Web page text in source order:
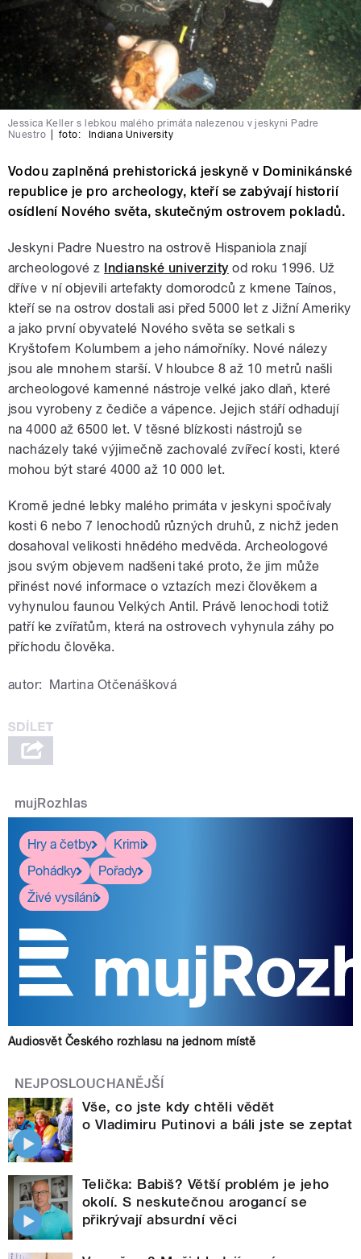
Jessica Keller s lebkou malého primáta nalezenou v jeskyni Padre
Nuestro
foto: Indiana University
Vodou zaplněná prehistorická jeskyně v Dominikánské
republice je pro archeology, kteří se zabývají historií
osídlení Nového světa, skutečným ostrovem pokladů.
Jeskyni Padre Nuestro na ostrově Hispaniola znají
archeologové z Indianské univerzity od roku 1996. Už
dříve v ní objevili artefakty domorodců z kmene Taínos,
kteří se na ostrov dostali asi před 5000 let z Jižní Ameriky
a jako první obyvatelé Nového světa se setkali s
Kryštofem Kolumbem a jeho námořníky. Nové nálezy
jsou ale mnohem starší. V hloubce 8 až 10 metrů našli
archeologové kamenné nástroje velké jako dlaň, které
jsou vyrobeny z čediče a vápence. Jejich stáří odhadují
na 4000 až 6500 let. V těsné blízkosti nástrojů se
nacházely také výjimečně zachovalé zvířecí kosti, které
mohou být staré 4000 až 10 000 let.
Kromě jedné lebky malého primáta v jeskyni spočívaly
kosti 6 nebo 7 lenochodů různých druhů, z nichž jeden
dosahoval velikosti hnědého medvěda. Archeologové
jsou svým objevem nadšeni také proto, že jim může
přinést nové informace o vztazích mezi člověkem a
vyhynulou faunou Velkých Antil. Právě lenochodi totiž
patří ke zvířatům, která na ostrovech vyhynula záhy po
příchodu člověka.
autor: Martina Otčenášková
mujRozhlas
Hry a četby
Krimi
Pohádky
Pořady
Živé vysílání
Audiosvět Českého rozhlasu na jednom místě
NEJPOSLOUCHANĚJŠÍ
Vše, co jste kdy chtěli vědět
o Vladimiru Putinovi a báli jste se zeptat
Telička: Babiš? Větší problém je jeho
okolí. S neskutečnou arogancí se
přikrývají absurdní věci